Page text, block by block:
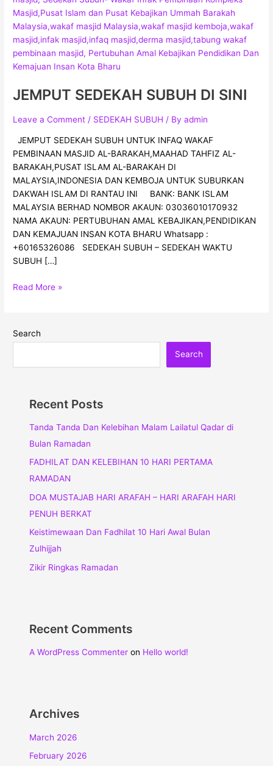
JEMPUT SEDEKAH SUBUH DI SINI
Leave a Comment / SEDEKAH SUBUH / Byadmin
JEMPUT SEDEKAH SUBUH UNTUK INFAQ WAKAF
PEMBINAAN MASJID AL-BARAKAH,MAAHAD TAHFIZ AL-
BARAKAH,PUSAT ISLAM AL-BARAKAH DI
MALAYSIA,INDONESIA DAN KEMBOJA UNTUK SUBURKAN
DAKWAH ISLAM DI RANTAU INI BANK: BANK ISLAM
MALAYSIA BERHAD NOMBOR AKAUN: 03036010170932
NAMA AKAUN: PERTUBUHAN AMAL KEBAJIKAN,PENDIDIKAN
DAN KEMAJUAN INSAN KOTA BHARU Whatsapp :
+60165326086 SEDEKAH SUBUH – SEDEKAH WAKTU
SUBUH […]
Read More »
Search
Search
Recent Posts
Tanda Tanda Dan Kelebihan Malam Lailatul Qadar di
Bulan Ramadan
FADHILAT DAN KELEBIHAN 10 HARI PERTAMA
RAMADAN
DOA MUSTAJAB HARI ARAFAH – HARI ARAFAH HARI
PENUH BERKAT
Keistimewaan Dan Fadhilat 10 Hari Awal Bulan
Zulhijjah
Zikir Ringkas Ramadan
Recent Comments
A WordPress Commenter on Hello world!
Archives
March 2026
February 2026